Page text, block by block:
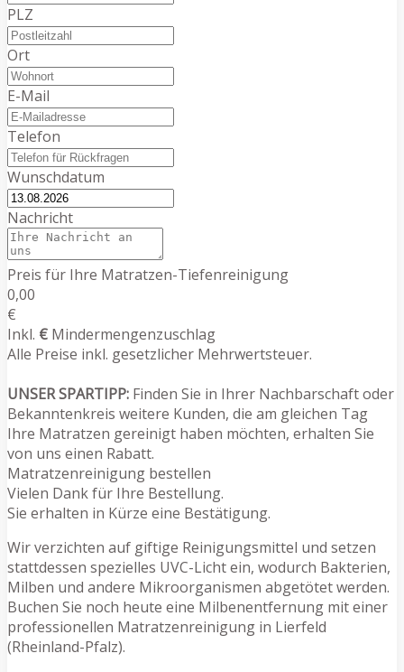
PLZ
Ort
E-Mail
Telefon
Wunschdatum
Nachricht
Preis für Ihre Matratzen-Tiefenreinigung
0,00
€
Inkl. € Mindermengenzuschlag
Alle Preise inkl. gesetzlicher Mehrwertsteuer.
UNSER SPARTIPP: Finden Sie in Ihrer Nachbarschaft oder
Bekanntenkreis weitere Kunden, die am gleichen Tag
Ihre Matratzen gereinigt haben möchten, erhalten Sie
von uns einen Rabatt.
Matratzenreinigung bestellen
Vielen Dank für Ihre Bestellung.
Sie erhalten in Kürze eine Bestätigung.
Wir verzichten auf giftige Reinigungsmittel und setzen
stattdessen spezielles UVC-Licht ein, wodurch Bakterien,
Milben und andere Mikroorganismen abgetötet werden.
Buchen Sie noch heute eine Milbenentfernung mit einer
professionellen Matratzenreinigung in Lierfeld
(Rheinland-Pfalz).